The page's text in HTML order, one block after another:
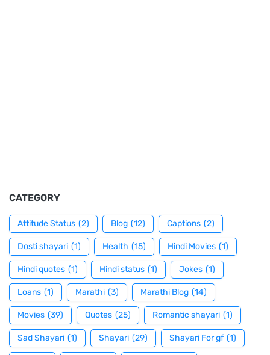
CATEGORY
Attitude Status (2) Blog (12) Captions (2)
Dosti shayari (1) Health (15) Hindi Movies (1)
Hindi quotes (1) Hindi status (1) Jokes (1)
Loans (1) Marathi (3) Marathi Blog (14)
Movies (39) Quotes (25) Romantic shayari (1)
Sad Shayari (1) Shayari (29) Shayari For gf (1)